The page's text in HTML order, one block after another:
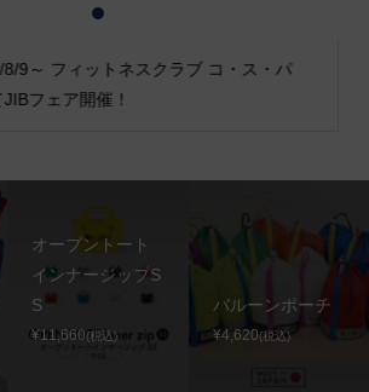
9～ フィットネスクラブ コ・ス・パ
フェア開催！
2
オープントート
インナージップS
S
¥11,660(税込)
バルーンポーチ
¥4,620(税込)